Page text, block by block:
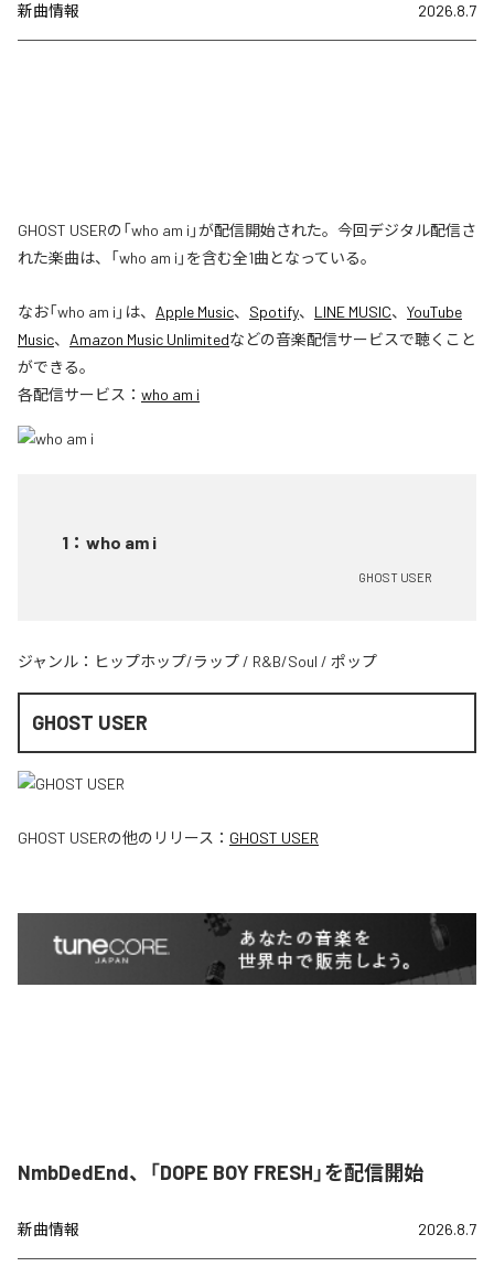
新曲情報 2026.8.7
GHOST USERの「who am i」が配信開始された。今回デジタル配信さ
れた楽曲は、「who am i」を含む全1曲となっている。
なお「who am i 」は、 Apple Music、 Spotify、 LINE MUSIC、 YouTube
Music、 Amazon Music Unlimitedなどの音楽配信サービスで聴くこと
ができる。
各配信サービス： who am i
1 ： who am i
GHOST USER
ジャンル： ヒップホップ/ラップ / R&B/Soul / ポップ
GHOST USER
GHOST USERの他のリリース： GHOST USER
NmbDedEnd、「DOPE BOY FRESH」を配信開始
新曲情報 2026.8.7